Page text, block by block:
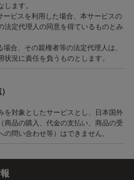
ます。
ービスを利用した場合、本サービスの
法定代理人の同意を得ているものとみ
合、その親権者等の法定代理人は、
況に責任を負うものとします。
を対象としたサービスとし、日本国外
商品の購入、代金の支払い、商品の受
問い合わせ等）はできません。